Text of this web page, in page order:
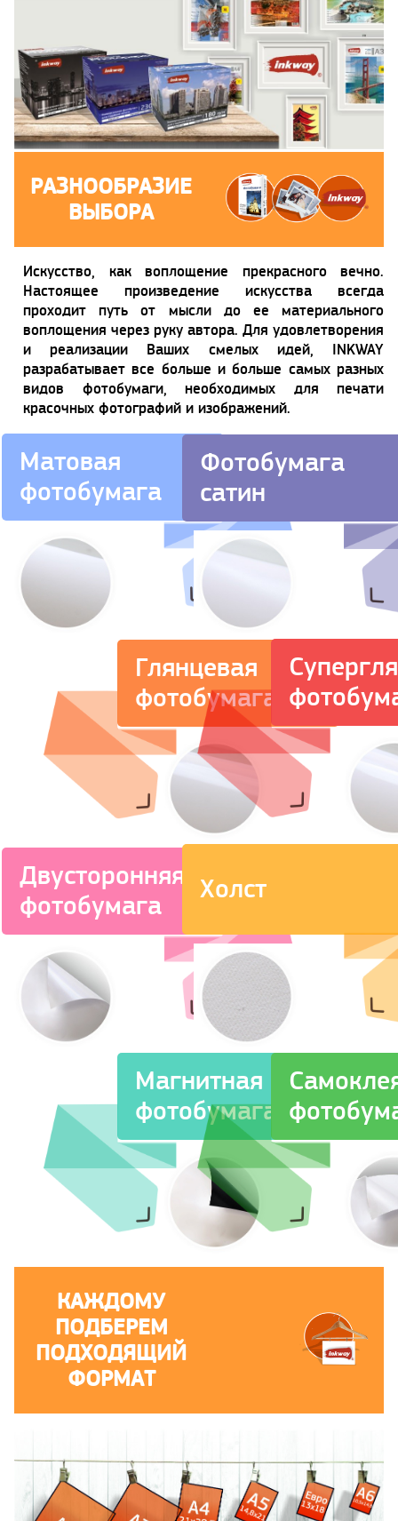
РАЗНООБРАЗИЕ
ВЫБОРА
Искусство, как воплощение прекрасного вечно.
Настоящее произведение искусства всегда
проходит путь от мысли до ее материального
воплощения через руку автора. Для удовлетворения
и реализации Ваших смелых идей, INKWAY
разрабатывает все больше и больше самых разных
видов фотобумаги, необходимых для печати
красочных фотографий и изображений.
Матовая
фотобумага
Фотобумага
сатин
Глянцевая
фотобумага
Двусторонняя
фотобумага
Холст
Магнитная
фотобумага
КАЖДОМУ
ПОДБЕРЕМ
ПОДХОДЯЩИЙ
ФОРМАТ